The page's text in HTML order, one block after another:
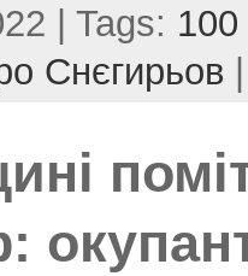
| Tags: 100
Снєгирьов